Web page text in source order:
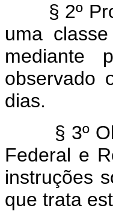
§ 2º
uma
mediante
observado
dias.
§ 3º
Federal e
instruções
que trata